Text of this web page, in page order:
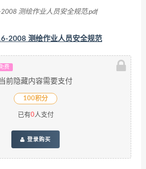
测绘作业人员安全规范.pdf
2008 测绘作业人员安全规范
费
当前隐藏内容需要支付
100积分
已有0人支付
登录购买